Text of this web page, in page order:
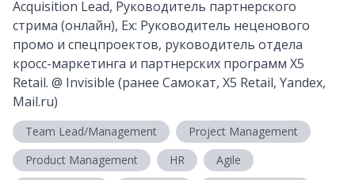
Acquisition Lead, Руководитель партнерского
стрима (онлайн), Ex: Руководитель неценового
промо и спецпроектов, руководитель отдела
кросс-маркетинга и партнерских программ X5
Retail. @ Invisible (ранее Самокат, X5 Retail, Yandex,
Mail.ru)
Team Lead/Management
Project Management
Product Management
HR
Agile